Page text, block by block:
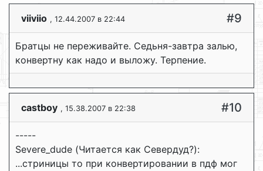
viiviio , 12.44.2007 в 22:44 #9
Братцы не переживайте. Седьня-завтра залью,
конвертну как надо и выложу. Терпение.
castboy , 15.38.2007 в 22:38 #10
-----
Severe_dude (Читается как Севердуд?):
...стриницы то при конвертировании в пдф мог